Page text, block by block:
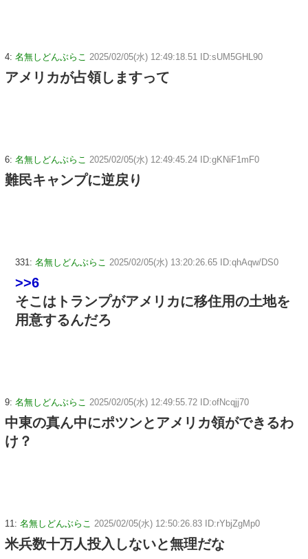
4: 名無しどんぶらこ 2025/02/05(水) 12:49:18.51 ID:sUM5GHL90
アメリカが占領しますって
6: 名無しどんぶらこ 2025/02/05(水) 12:49:45.24 ID:gKNiF1mF0
難民キャンプに逆戻り
331: 名無しどんぶらこ 2025/02/05(水) 13:20:26.65 ID:qhAqw/DS0
>>6
そこはトランプがアメリカに移住用の土地を
用意するんだろ
9: 名無しどんぶらこ 2025/02/05(水) 12:49:55.72 ID:ofNcqjj70
中東の真ん中にポツンとアメリカ領ができるわ
け？
11: 名無しどんぶらこ 2025/02/05(水) 12:50:26.83 ID:rYbjZgMp0
米兵数十万人投入しないと無理だな